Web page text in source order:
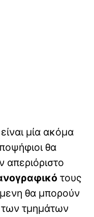
μία ακόμα
θα
τους
θα μπορούν
των τμημάτων